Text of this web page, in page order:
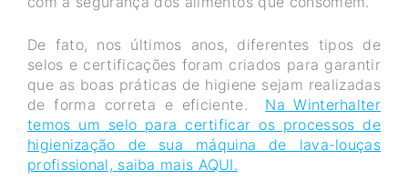
De fato, nos últimos anos, diferentes tipos de
selos e certificações foram criados para garantir
que as boas práticas de higiene sejam realizadas
de forma correta e eficiente. Na Winterhalter
temos um selo para certificar os processos de
higienização de sua máquina de lava-louças
profissional, saiba mais AQUI.